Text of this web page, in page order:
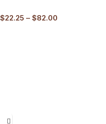
$22.25 – $82.00